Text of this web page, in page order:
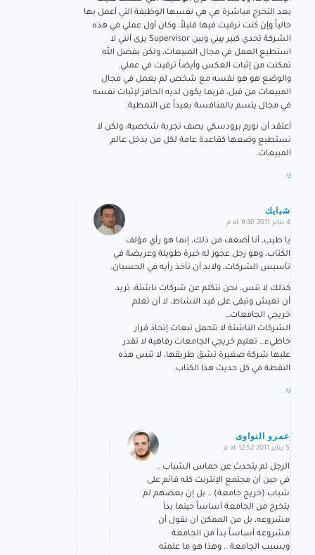
بعد التخرج مباشرة هي هي نفسها الوظيفة التي أعمل بها
حالياً وإن كنت ترقيت فيها قليلاً، وكان أول عملي في هذه
الشركة تحدي كبير بيني وبين Supervisor يرى أنني لا
استطيع العمل في مجال المبيعات، ولكن بفضل الله
تمكنت من إثبات العكس وأيضاً ترقيت في عملي.
والوضع هو هو نفسه مع شخص لم يعمل في مجال
المبيعات من قبل، فربما يكون لديه الحافز لإثبات نفسه
في مجال يتسم بالمنافسة بعيداً عن النمطية.
أعتقد أن نورم برودسكي يصف تجربة شخصية، ولكن لا
نستطيع وضعها كقاعدة عامة لكل من يدخل عالم
المبيعات.
رد
شبايك
says:
4 يناير 2011 at 9:30 م
يا طيب، أنا أضعف من ذلك، إنما هو رأي مؤلف
الكتاب، وهو رجل عجوز له خبرة طويلة وعريضة في
تأسيس الشركات، ولابد أن نأخذ رأيه في الحسبان.
كذلك لا تنس، نحن نتكلم عن شركات ناشئة، تريد
أن تعيش وتبقى على قيد النشاط، لا أن تعلم
خريجي الجامعات…
الشركات الناشئة لا تتحمل تبعات إتخاذ قرار
خاطيء… تعليم خريجي الجامعات رفاهية لا تقدر
عليها شركة صغيرة تشق طريقها، لا تنس هذه
النقطة في كل حديث هذا الكتاب.
رد
عمرو النواوى
says:
5 يناير 2011 at 12:52 م
الرجل لم يتحدث عن حماس الشباب ..
في حين أن مجتمع الإنترنت كله قائم على
شباب (خريج جامعة) .. بل إن بعضهم لم
يتخرج من الجامعة أساساً حينما بدأ
مشروعه، بل من الممكن أن نقول أن
مشروعه أساساً بدأ من الجامعة
وبسبب الجامعة .. وهذا هو ما علمته